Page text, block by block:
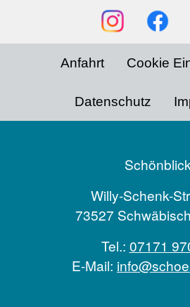
Anfahrt Cookie
Datenschutz
Schönblick
Willy-Schenk-
73527
Tel.: 07171
E-Mail: